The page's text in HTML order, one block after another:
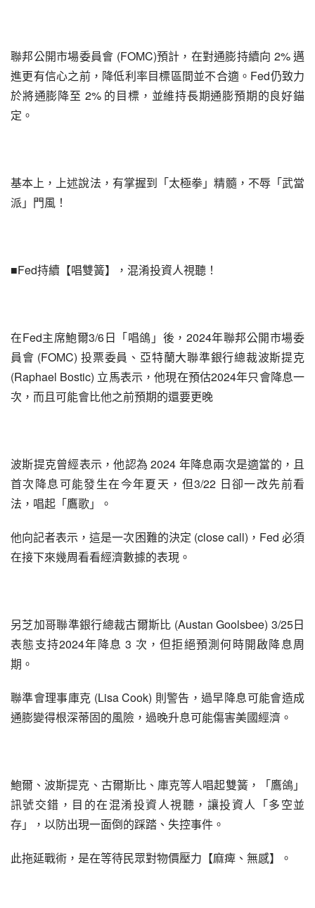
聯邦公開市場委員會 (FOMC)預計，在對通膨持續向 2% 邁
進更有信心之前，降低利率目標區間並不合適。Fed仍致力
於將通膨降至 2% 的目標，並維持長期通膨預期的良好錨
定。
基本上，上述說法，有掌握到「太極拳」精髓，不辱「武當
派」門風！
■Fed持續【唱雙簧】，混淆投資人視聽！
在Fed主席鮑爾3/6日「唱鴿」後，2024年聯邦公開市場委
員會 (FOMC) 投票委員、亞特蘭大聯準銀行總裁波斯提克
(Raphael Bostic) 立馬表示，他現在預估2024年只會降息一
次，而且可能會比他之前預期的還要更晚
波斯提克曾經表示，他認為 2024 年降息兩次是適當的，且
首次降息可能發生在今年夏天，但3/22 日卻一改先前看
法，唱起「鷹歌」。
他向記者表示，這是一次困難的決定 (close call)，Fed 必須
在接下來幾周看看經濟數據的表現。
另芝加哥聯準銀行總裁古爾斯比 (Austan Goolsbee) 3/25日
表態支持2024年降息 3 次，但拒絕預測何時開啟降息周
期。
聯準會理事庫克 (Lisa Cook) 則警告，過早降息可能會造成
通膨變得根深蒂固的風險，過晚升息可能傷害美國經濟。
鮑爾、波斯提克、古爾斯比、庫克等人唱起雙簧，「鷹鴿」
訊號交錯，目的在混淆投資人視聽，讓投資人「多空並
存」，以防出現一面倒的踩踏、失控事件。
此拖延戰術，是在等待民眾對物價壓力【麻痺、無感】。